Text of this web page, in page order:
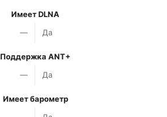
Имеет DLNA
—
Да
Поддержка ANT+
—
Да
Имеет барометр